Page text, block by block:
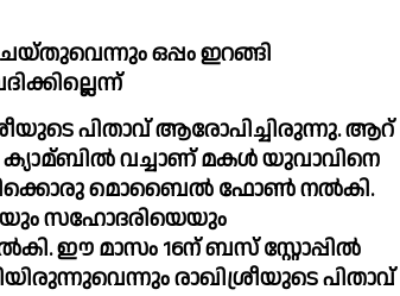
ഒപ്പം ഇറങ്ങി
പിതാവ് ആരോപിച്ചിരുന്നു. ആറ്
കുട്ടിക്കൊരു മൊബൈല്‍ ഫോണ്‍ നല്‍കി.
സഹോദരിയെയും
ഈ മാസം 16ന് ബസ് സ്റ്റോപ്പില്‍
രാഖിശ്രീയുടെ പിതാവ്